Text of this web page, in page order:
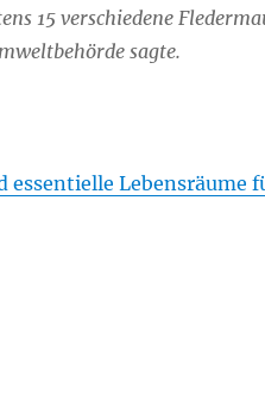
15 verschiedene
sagte.
essentielle Lebensräume